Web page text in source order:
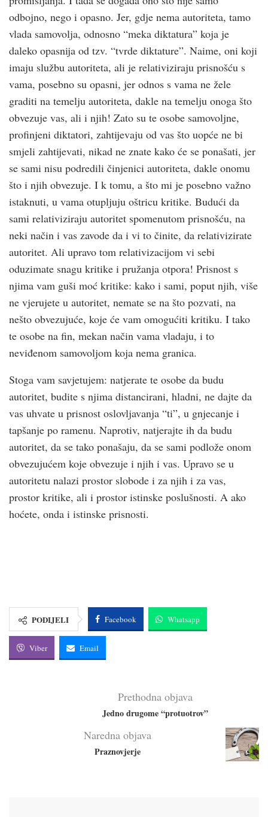
odbojno, nego i opasno. Jer, gdje nema autoriteta, tamo
vlada samovolja, odnosno “meka diktatura” koja je
daleko opasnija od tzv. “tvrde diktature”. Naime, oni koji
imaju službu autoriteta, ali je relativiziraju prisnoš­ću s
vama, posebno su opasni, jer odnos s vama ne žele
graditi na temelju autoriteta, dakle na temelju onoga što
obvezuje vas, ali i njih! Zato su te osobe samovoljne,
profinjeni diktatori, zahtijevaju od vas što uopće ne bi
smjeli zahtijevati, nikad ne znate kako će se ponašati, jer
se sami nisu podredili činjenici autoriteta, dakle onomu
što i njih obvezuje. I k tomu, a što mi je posebno važno
istaknuti, u vama otupljuju oštricu kritike. Budući da
sami relativiziraju autoritet spomenutom prisnoš­ću, na
neki način i vas zavode da i vi to činite, da relativizirate
autoritet. Ali upravo tom relativizacijom vi sebi
oduzimate snagu kritike i pružanja otpora! Prisnost s
njima vam guši moć kritike: kako i sami, poput njih, više
ne vjerujete u autoritet, nemate se na što pozvati, na
nešto obvezujuće, koje će vam omogućiti kritiku. I tako
te osobe na fin, mekan način vama vladaju, i to
neviđenom samovoljom koja nema granica.
Stoga vam savjetujem: natjerate te osobe da budu
autoritet, budite s njima distancirani, hladni, ne dajte da
vas uhvate u prisnost oslovljavanja “ti”, u gnjecanje i
tapšanje po ramenu. Naprotiv, natjerajte ih da budu
autoritet, da se tako ponašaju, da se sami podlože onom
obvezujućem koje obvezuje i njih i vas. Upravo se u
autoritetu nalazi prostor slobode i za njih i za vas,
prostor kritike, ali i prostor istinske poslušnosti. A ako
hoćete, onda i istinske prisnosti.
PODIJELI Facebook Whatsapp
Viber Email
Prethodna objava
Jedno drugome “protuotrov”
Naredna objava
Praznovjerje